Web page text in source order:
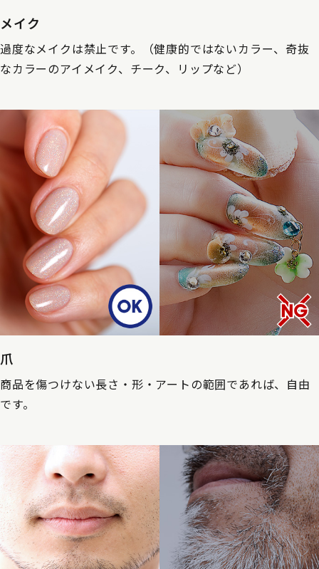
メイク
過度なメイクは禁止です。（健康的ではないカラー、奇抜
なカラーのアイメイク、チーク、リップなど）
爪
商品を傷つけない長さ・形・アートの範囲であれば、自由
です。